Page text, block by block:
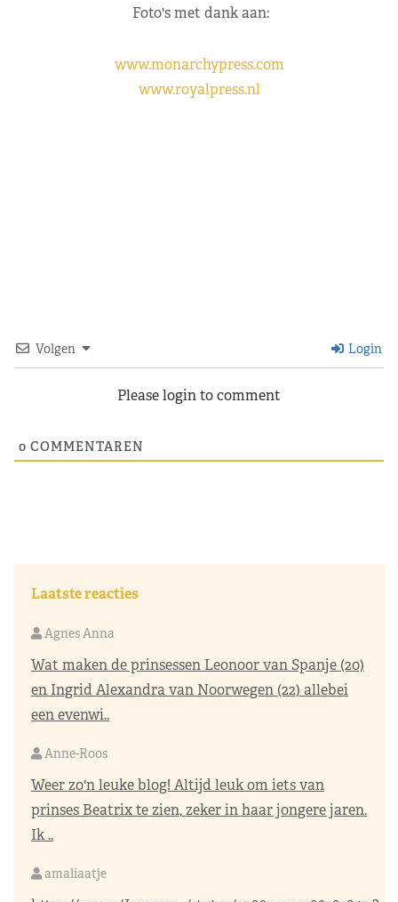
Foto's met dank aan:
www.monarchypress.com
www.royalpress.nl
Volgen Login
Please login to comment
0 COMMENTAREN
Laatste reacties
Agnes Anna
Wat maken de prinsessen Leonoor van Spanje (20)
en Ingrid Alexandra van Noorwegen (22) allebei
een evenwi..
Anne-Roos
Weer zo'n leuke blog! Altijd leuk om iets van
prinses Beatrix te zien, zeker in haar jongere jaren.
Ik ..
amaliaatje